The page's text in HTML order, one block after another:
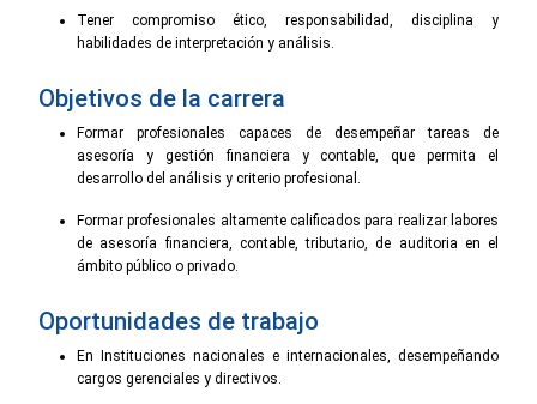
Tener compromiso ético, responsabilidad, disciplina y
habilidades de interpretación y análisis.
Objetivos de la carrera
Formar profesionales capaces de desempeñar tareas de
asesoría y gestión financiera y contable, que permita el
desarrollo del análisis y criterio profesional.
Formar profesionales altamente calificados para realizar labores
de asesoría financiera, contable, tributario, de auditoria en el
ámbito público o privado.
Oportunidades de trabajo
En Instituciones nacionales e internacionales, desempeñando
cargos gerenciales y directivos.